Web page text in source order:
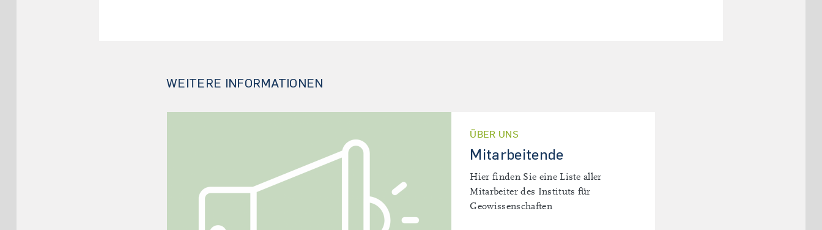
WEITERE INFORMATIONEN
ÜBER UNS
Mitarbeitende
Hier finden Sie eine Liste aller
Mitarbeiter des Instituts für
Geowissenschaften